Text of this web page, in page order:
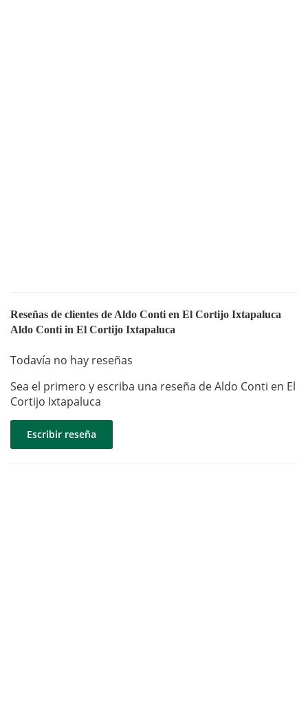
Reseñas de clientes de Aldo Conti en El Cortijo Ixtapaluca
Aldo Conti in El Cortijo Ixtapaluca
Todavía no hay reseñas
Sea el primero y escriba una reseña de Aldo Conti en El
Cortijo Ixtapaluca
Escribir reseña